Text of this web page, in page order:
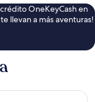
OneKeyCash en
llevan a más aventuras!